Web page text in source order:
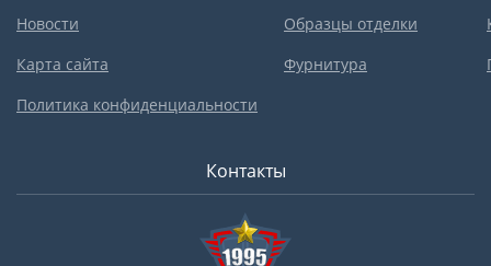
Новости
Карта сайта
Политика конфиденциальности
Образцы отделки
Фурнитура
Контакты